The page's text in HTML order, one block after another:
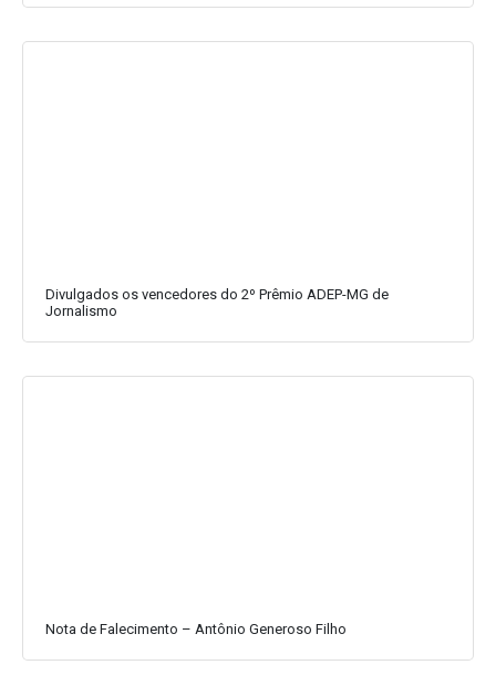
Divulgados os vencedores do 2º Prêmio ADEP-MG de
Jornalismo
Nota de Falecimento – Antônio Generoso Filho